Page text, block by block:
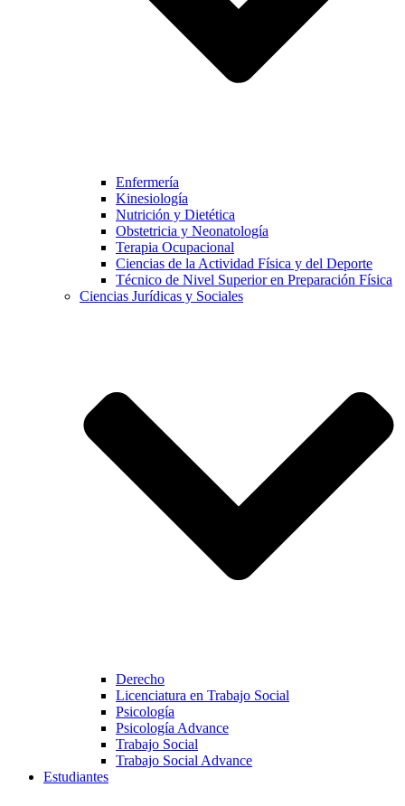
Enfermería
Kinesiología
Nutrición y Dietética
Obstetricia y Neonatología
Terapia Ocupacional
Ciencias de la Actividad Física y del Deporte
Técnico de Nivel Superior en Preparación Física
Ciencias Jurídicas y Sociales
Derecho
Licenciatura en Trabajo Social
Psicología
Psicología Advance
Trabajo Social
Trabajo Social Advance
Estudiantes